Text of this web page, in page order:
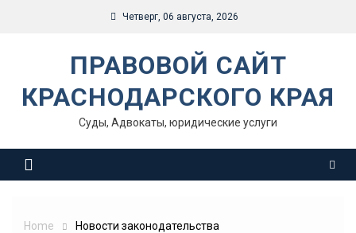
Четверг, 06 августа, 2026
ПРАВОВОЙ САЙТ
КРАСНОДАРСКОГО КРАЯ
Суды, Адвокаты, юридические услуги
Home Новости законодательства